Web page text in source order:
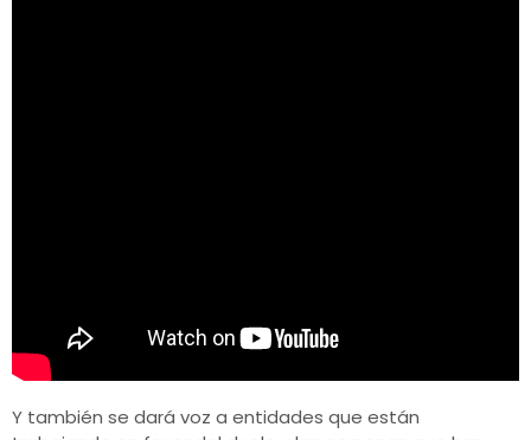
Y también se dará voz a entidades que están